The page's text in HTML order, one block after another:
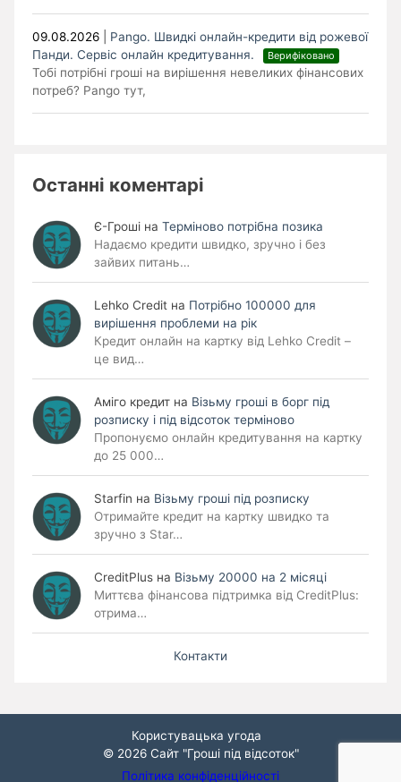
09.08.2026
Pango. Швидкі онлайн-кредити від рожевої
Панди. Cервіс онлайн кредитування.
Верифіковано
Тобі потрібні гроші на вирішення невеликих фінансових
потреб? Pango тут,
Останні коментарі
Є-Гроші на Терміново потрібна позика
Надаємо кредити швидко, зручно і без
зайвих питань…
Lehko Сredit на Потрібно 100000 для
вирішення проблеми на рік
Кредит онлайн на картку від Lehko Credit –
це вид…
Аміго кредит на Візьму гроші в борг під
розписку і під відсоток терміново
Пропонуємо онлайн кредитування на картку
до 25 000…
Starfin на Візьму гроші під розписку
Отримайте кредит на картку швидко та
зручно з Star…
CreditPlus на Візьму 20000 на 2 місяці
Миттєва фінансова підтримка від CreditPlus:
отрима…
Контакти
Користувацька угода
© 2026 Сайт "Гроші під відсоток"
Політика конфіденційності